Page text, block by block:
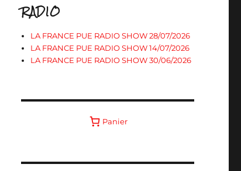
RADIO
LA FRANCE PUE RADIO SHOW 28/07/2026
LA FRANCE PUE RADIO SHOW 14/07/2026
LA FRANCE PUE RADIO SHOW 30/06/2026
Panier